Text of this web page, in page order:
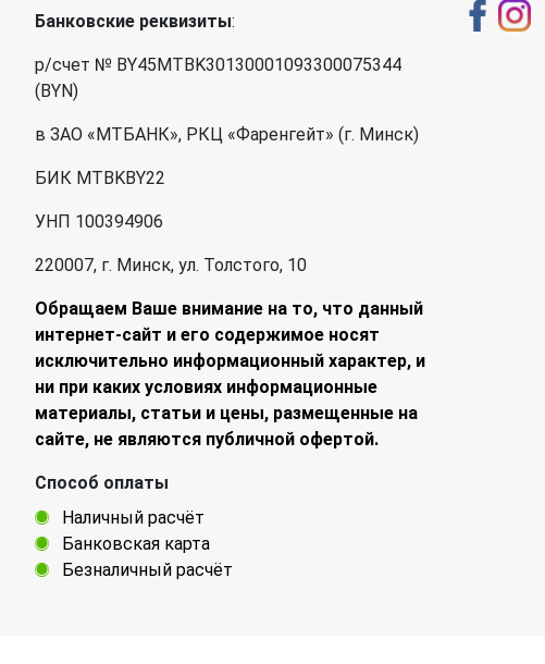
Банковские реквизиты:
р/счет № BY45MTBK30130001093300075344
(BYN)
в ЗАО «МТБАНК», РКЦ «Фаренгейт» (г. Минск)
БИК MTBKBY22
УНП 100394906
220007, г. Минск, ул. Толстого, 10
Обращаем Ваше внимание на то, что данный
интернет-сайт и его содержимое носят
исключительно информационный характер, и
ни при каких условиях информационные
материалы, статьи и цены, размещенные на
сайте, не являются публичной офертой.
Способ оплаты
Наличный расчёт
Банковская карта
Безналичный расчёт